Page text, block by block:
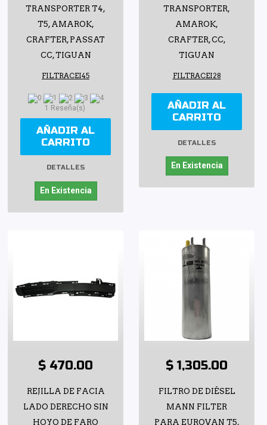
TRANSPORTER T4,
T5, AMAROK,
CRAFTER, PASSAT
CC, TIGUAN
FILTRACEI45
1 Reseña(s)
AÑADIR AL
CARRITO
DETALLES
En Existencia
TRANSPORTER,
AMAROK,
CRAFTER, CC,
TIGUAN
FILTRACEI28
AÑADIR AL
CARRITO
DETALLES
En Existencia
$ 470.00
REJILLA DE FACIA
LADO DERECHO SIN
HOYO DE FARO
$ 1,305.00
FILTRO DE DIÉSEL
MANN FILTER
PARA EUROVAN T5,